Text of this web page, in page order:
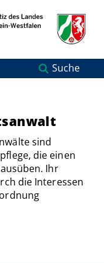
Suche
sind
die einen
Ihr
die Interessen